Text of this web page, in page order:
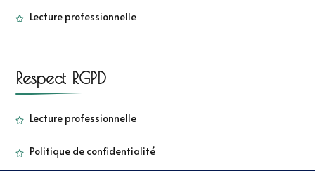
Lecture professionnelle
Respect RGPD
Lecture professionnelle
Politique de confidentialité